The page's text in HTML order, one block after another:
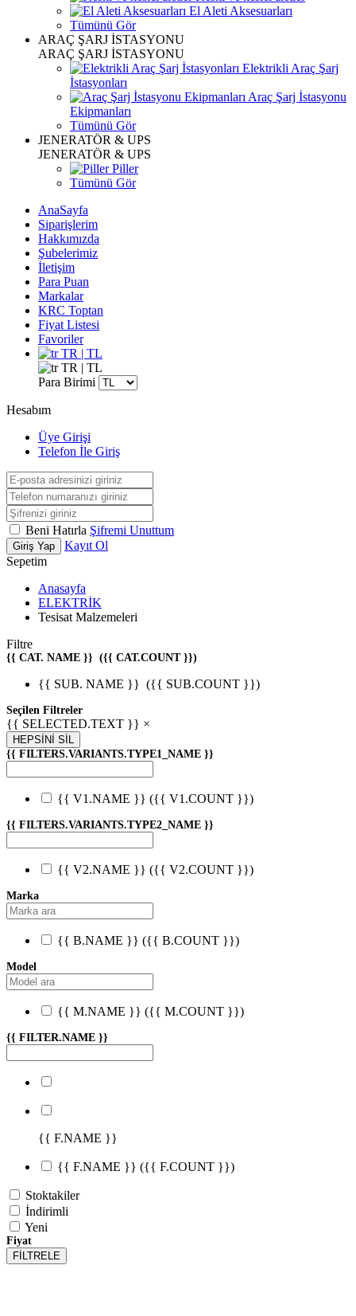
El Aleti Aksesuarları
Tümünü Gör
ARAÇ ŞARJ İSTASYONU
ARAÇ ŞARJ İSTASYONU
Elektrikli Araç Şarj
İstasyonları
Araç Şarj İstasyonu
Ekipmanları
Tümünü Gör
JENERATÖR & UPS
JENERATÖR & UPS
Piller
Tümünü Gör
AnaSayfa
Siparişlerim
Hakkımızda
Şubelerimiz
İletişim
Para Puan
Markalar
KRC Toptan
Fiyat Listesi
Favoriler
TR | TL
TR | TL
Para Birimi
Hesabım
Üye Girişi
Telefon İle Giriş
Beni Hatırla Şifremi Unuttum
Giriş Yap
Kayıt Ol
Sepetim
Anasayfa
ELEKTRİK
Tesisat Malzemeleri
Filtre
{{ CAT. NAME }} ({{ CAT.COUNT }})
{{ SUB. NAME }} ({{ SUB.COUNT }})
Seçilen Filtreler
{{ SELECTED.TEXT }} ×
HEPSİNİ SİL
{{ FILTERS.VARIANTS.TYPE1_NAME }}
{{ V1.NAME }} ({{ V1.COUNT }})
{{ FILTERS.VARIANTS.TYPE2_NAME }}
{{ V2.NAME }} ({{ V2.COUNT }})
Marka
{{ B.NAME }} ({{ B.COUNT }})
Model
{{ M.NAME }} ({{ M.COUNT }})
{{ FILTER.NAME }}
{{ F.NAME }}
{{ F.NAME }} ({{ F.COUNT }})
Stoktakiler
İndirimli
Yeni
Fiyat
FİLTRELE